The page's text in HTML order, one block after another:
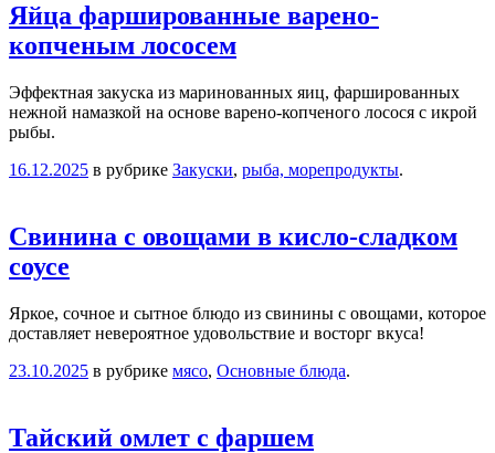
Яйца фаршированные варено-
копченым лососем
Эффектная закуска из маринованных яиц, фаршированных
нежной намазкой на основе варено-копченого лосося с икрой
рыбы.
16.12.2025 в рубрике Закуски, рыба, морепродукты.
Свинина с овощами в кисло-сладком
соусе
Яркое, сочное и сытное блюдо из свинины с овощами, которое
доставляет невероятное удовольствие и восторг вкуса!
23.10.2025 в рубрике мясо, Основные блюда.
Тайский омлет с фаршем